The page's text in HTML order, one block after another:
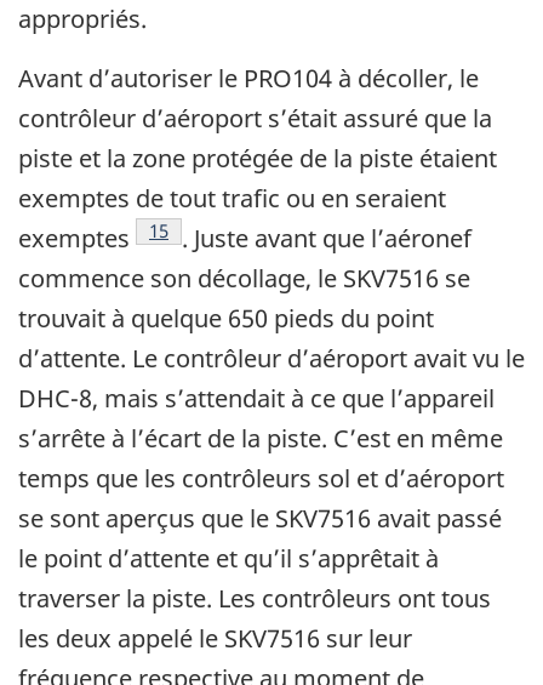
appropriés.
Avant d’autoriser le PRO104 à décoller, le
contrôleur d’aéroport s’était assuré que la
piste et la zone protégée de la piste étaient
exemptes de tout trafic ou en seraient
exemptes
Note de bas de page
15 . Juste avant que l’aéronef
commence son décollage, le SKV7516 se
trouvait à quelque 650 pieds du point
d’attente. Le contrôleur d’aéroport avait vu le
DHC-8, mais s’attendait à ce que l’appareil
s’arrête à l’écart de la piste. C’est en même
temps que les contrôleurs sol et d’aéroport
se sont aperçus que le SKV7516 avait passé
le point d’attente et qu’il s’apprêtait à
traverser la piste. Les contrôleurs ont tous
les deux appelé le SKV7516 sur leur
fréquence respective au moment de